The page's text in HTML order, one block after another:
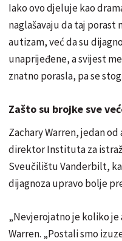
Iako ovo djeluje kao
naglašavaju da taj porast
autizam, već da su
unaprijeđene, a svijest
znatno porasla, pa se
Zašto su brojke sve
Zachary Warren, jedan
direktor Instituta za
Sveučilištu Vanderbilt,
dijagnoza upravo bolje
„Nevjerojatno je koliko je
Warren. „Postali smo